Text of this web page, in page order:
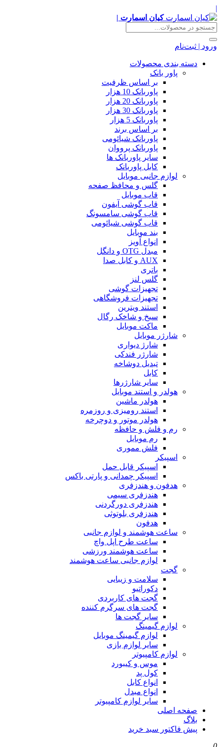
|
کیان اسمارت |
ورود | ثبت‌نام
دسته بندی محصولات
پاور بانک
بر اساس ظرفیت
پاوربانک 10 هزار
پاوربانک 20 هزار
پاوربانک 30 هزار
پاوربانک 5 هزار
بر اساس برند
پاوربانک شیائومی
پاوربانک پرووان
سایر پاوربانک ها
کابل پاوربانک
لوازم جانبی موبایل
گلس و محافظ صفحه
قاب موبایل
قاب گوشی آیفون
قاب گوشی سامسونگ
قاب گوشی شیائومی
بند موبایل
انواع آویز
مبدل OTG و دانگل
AUX و کابل صدا
باتری
گلس لنز
تجهیزات گوشی
تجهیزات فروشگاهی
استند ویترین
سیخ و شاخک رگال
ماکت موبایل
شارژر موبایل
شارژ دیواری
شارژر فندکی
تبدیل دوشاخه
کابل
سایر شارژرها
هولدر و استند موبایل
هولدر ماشین
استند رومیزی و روزمره
هولدر موتور و دوچرخه
رم و فلش و حافظه
رم موبایل
فلش مموری
اسپیکر
اسپیکر قابل حمل
اسپیکر چمدانی و پارتی باکس
هدفون و هندزفری
هندزفری سیمی
هندزفری دورگردنی
هندزفری بلوتوثی
هدفون
ساعت هوشمند و لوازم جانبی
ساعت طرح اپل واچ
ساعت هوشمند ورزشی
لوازم جانبی ساعت هوشمند
گجت
سلامت و زیبایی
دکوراتیو
گجت های کاربردی
گجت های سرگرم کننده
سایر گجت ها
لوازم گیمینگ
لوازم گیمینگ موبایل
سایر لوازم بازی
لوازم کامپیوتر
موس و کیبورد
کول پد
انواع کابل
انواع مبدل
سایر لوازم کامپیوتر
صفحه اصلی
بلاگ
پیش فاکتور سبد خرید